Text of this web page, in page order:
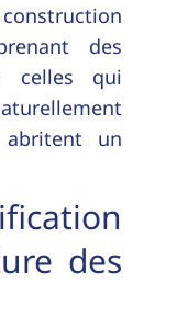
des
celles qui
un
des